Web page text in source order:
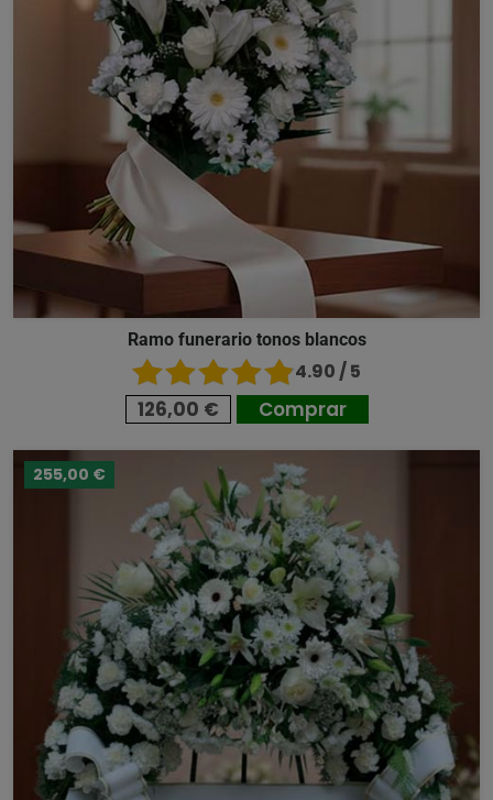
Ramo funerario tonos blancos
4.90 / 5
126,00 € Comprar
255,00 €